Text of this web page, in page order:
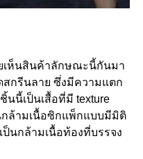
เห็นสินค้าลักษณะนี้กันมา
สกรีนลาย ซึ่งมีความแตก
นนี้เป็นเสื้อที่มี texture
ล้ามเนื้อซิกแพ็กแบบมีมิติ
ป็นกล้ามเนื้อท้องที่บรรจง